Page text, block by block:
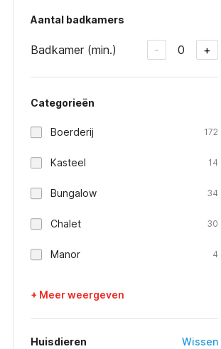
Aantal badkamers
Badkamer (min.) - 0 +
Categorieën
Boerderij 172
Kasteel 14
Bungalow 34
Chalet 30
Manor 4
+ Meer weergeven
Huisdieren Wissen